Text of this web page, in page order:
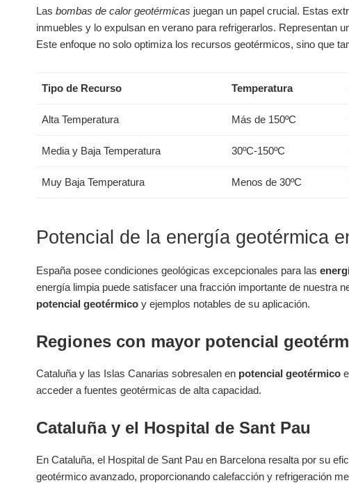
Las bombas de calor geotérmicas juegan un papel crucial. Estas
inmuebles y lo expulsan en verano para refrigerarlos. Representan
Este enfoque no solo optimiza los recursos geotérmicos, sino que
Tipo de Recurso Temperatura
Alta Temperatura Más de 150ºC
Media y Baja Temperatura 30ºC-150ºC
Muy Baja Temperatura Menos de 30ºC
Potencial de la energía geotérmica
España posee condiciones geológicas excepcionales para las
energía limpia puede satisfacer una fracción importante de nuestra
potencial geotérmico y ejemplos notables de su aplicación.
Regiones con mayor potencial
Cataluña y las Islas Canarias sobresalen en potencial geotérmico
acceder a fuentes geotérmicas de alta capacidad.
Cataluña y el Hospital de Sant Pau
En Cataluña, el Hospital de Sant Pau en Barcelona resalta por su
geotérmico avanzado, proporcionando calefacción y refrigeración